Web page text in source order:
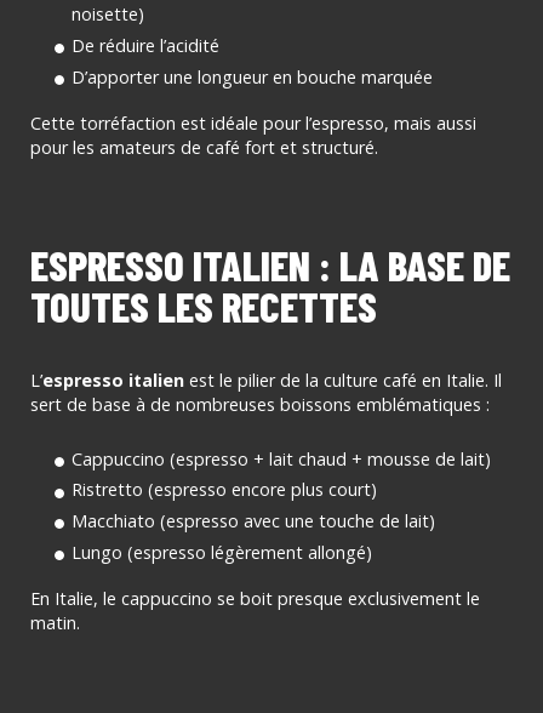
noisette)
De réduire l’acidité
D’apporter une longueur en bouche marquée
Cette torréfaction est idéale pour l’espresso, mais aussi
pour les amateurs de café fort et structuré.
ESPRESSO ITALIEN : LA BASE DE
TOUTES LES RECETTES
L’espresso italien est le pilier de la culture café en Italie. Il
sert de base à de nombreuses boissons emblématiques :
Cappuccino (espresso + lait chaud + mousse de lait)
Ristretto (espresso encore plus court)
Macchiato (espresso avec une touche de lait)
Lungo (espresso légèrement allongé)
En Italie, le cappuccino se boit presque exclusivement le
matin.